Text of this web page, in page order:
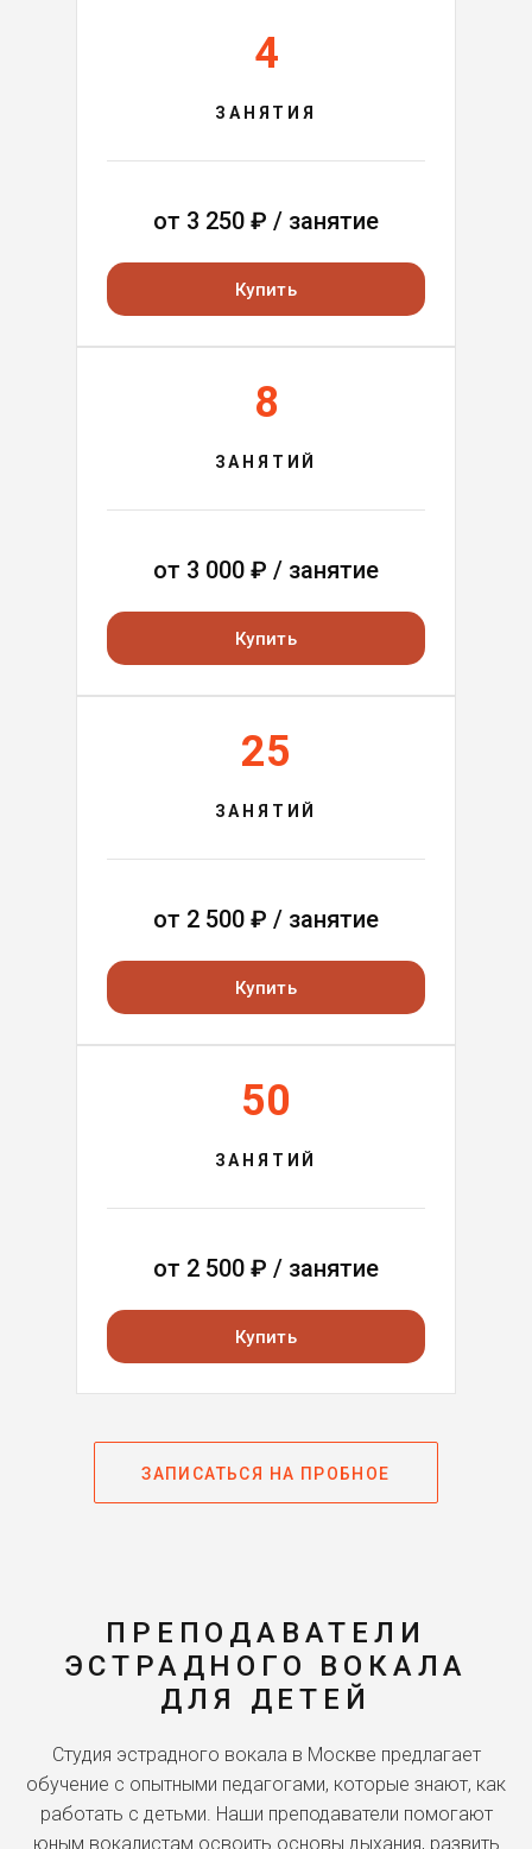
4
ЗАНЯТИЯ
от 3 250 ₽ / занятие
Купить
8
ЗАНЯТИЙ
от 3 000 ₽ / занятие
Купить
25
ЗАНЯТИЙ
от 2 500 ₽ / занятие
Купить
50
ЗАНЯТИЙ
от 2 500 ₽ / занятие
Купить
ЗАПИСАТЬСЯ НА ПРОБНОЕ
ПРЕПОДАВАТЕЛИ
ЭСТРАДНОГО ВОКАЛА
ДЛЯ ДЕТЕЙ
Студия эстрадного вокала в Москве предлагает
обучение с опытными педагогами, которые знают, как
работать с детьми. Наши преподаватели помогают
юным вокалистам освоить основы дыхания, развить